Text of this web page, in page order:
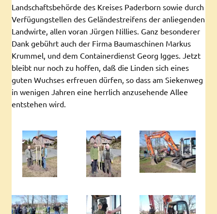
Landschaftsbehörde des Kreises Paderborn sowie durch
Verfügungstellen des Geländestreifens der anliegenden
Landwirte, allen voran Jürgen Nillies. Ganz besonderer
Dank gebührt auch der Firma Baumaschinen Markus
Krummel, und dem Containerdienst Georg Igges. Jetzt
bleibt nur noch zu hoffen, daß die Linden sich eines
guten Wuchses erfreuen dürfen, so dass am Siekenweg
in wenigen Jahren eine herrlich anzusehende Allee
entstehen wird.